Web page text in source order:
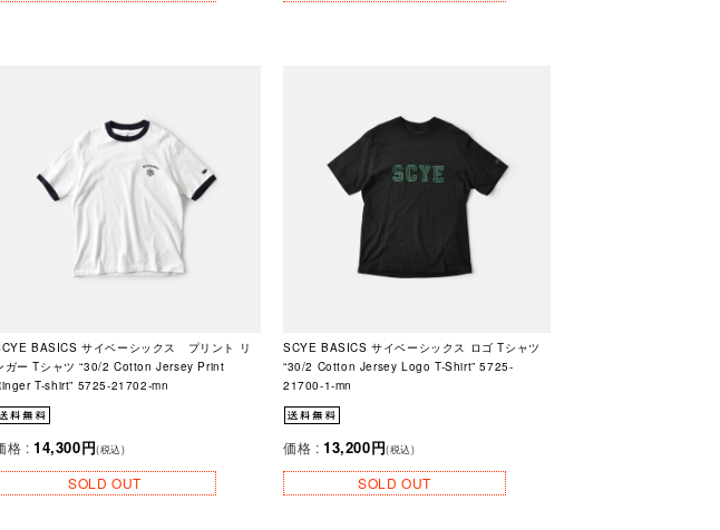
BASICS サイベーシックス プリント リ
ガー Tシャツ “30/2 Cotton Jersey Print
T-shirt” 5725-21702-mn
格 : 14,300円(税込)
SOLD OUT
SCYE BASICS サイベーシックス ロゴ Tシャツ
“30/2 Cotton Jersey Logo T-Shirt” 5725-
21700-1-mn
価格 : 13,200円(税込)
SOLD OUT